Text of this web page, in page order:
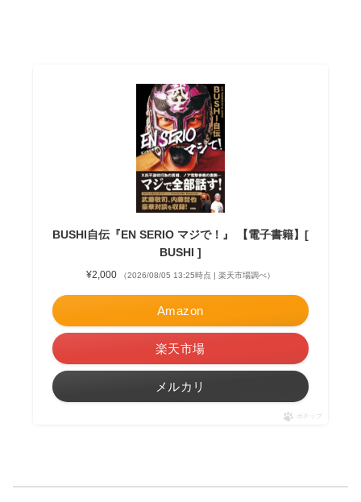
BUSHI自伝『EN SERIO マジで！』 【電子書籍】[
BUSHI ]
¥2,000 （2026/08/05 13:25時点 | 楽天市場調べ）
Amazon
楽天市場
メルカリ
ポチップ